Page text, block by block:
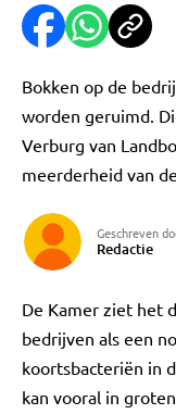
Bokken op de
worden geruimd.
Verburg van
meerderheid van
Geschreven
Redactie
De Kamer ziet het
bedrijven als een
koortsbacteriën in
kan vooral in